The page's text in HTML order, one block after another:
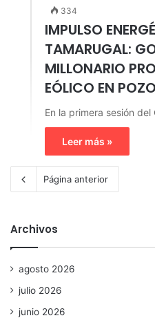
334
IMPULSO
TAMARUGAL:
MILLONARIO
EÓLICO EN
En la primera sesión
Leer más »
Página anterior
Archivos
agosto 2026
julio 2026
junio 2026